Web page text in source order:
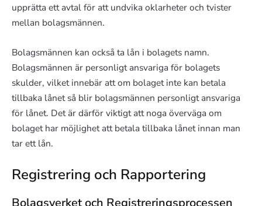
upprätta ett avtal för att undvika oklarheter och tvister
mellan bolagsmännen.
Bolagsmännen kan också ta lån i bolagets namn.
Bolagsmännen är personligt ansvariga för bolagets
skulder, vilket innebär att om bolaget inte kan betala
tillbaka lånet så blir bolagsmännen personligt ansvariga
för lånet. Det är därför viktigt att noga överväga om
bolaget har möjlighet att betala tillbaka lånet innan man
tar ett lån.
Registrering och Rapportering
Bolagsverket och Registreringsprocessen